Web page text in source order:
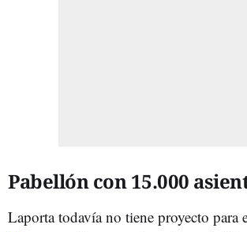
Pabellón con 15.000
Laporta todavía no tiene proyecto para